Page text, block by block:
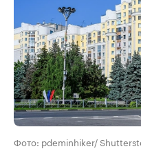
Фото: pdeminhiker/